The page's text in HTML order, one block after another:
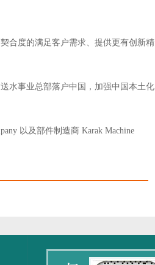
合度的满足客户需求、提供更有创新精
水事业总部落户中国，加强中国本土化
以及部件制造商 Karak Machine